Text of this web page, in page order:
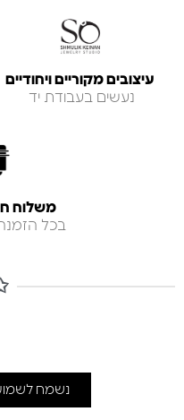
עיצובים מקוריים ויחודיים
נעשים בעבודת יד
משלוח
בכל הזמנה
נשמח